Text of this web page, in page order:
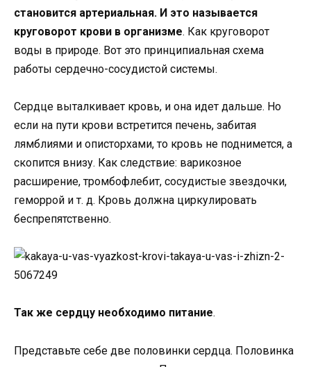
становится артериальная. И это называется
круговорот крови в организме. Как круговорот
воды в природе. Вот это принципиальная схема
работы сердечно-сосудистой системы.
Сердце выталкивает кровь, и она идет дальше. Но
если на пути крови встретится печень, забитая
лямблиями и описторхами, то кровь не поднимется, а
скопится внизу. Как следствие: варикозное
расширение, тромбофлебит, сосудистые звездочки,
геморрой и т. д. Кровь должна циркулировать
беспрепятственно.
Так же сердцу необходимо питание.
Представьте себе две половинки сердца. Половинка